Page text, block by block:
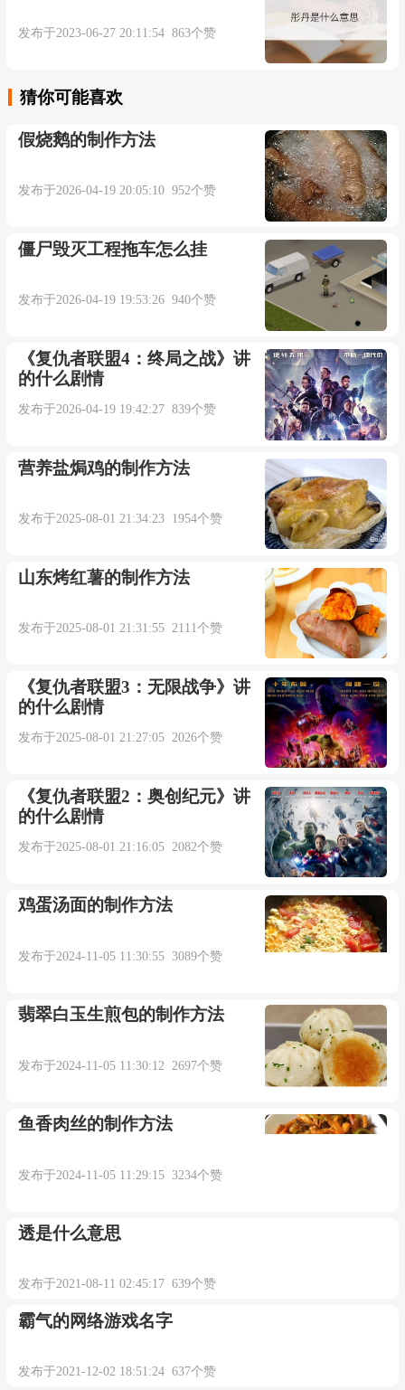
发布于2023-06-27 20:11:54 863个赞
猜你可能喜欢
假烧鹅的制作方法
发布于2026-04-19 20:05:10 952个赞
僵尸毁灭工程拖车怎么挂
发布于2026-04-19 19:53:26 940个赞
《复仇者联盟4：终局之战》讲
的什么剧情
发布于2026-04-19 19:42:27 839个赞
营养盐焗鸡的制作方法
发布于2025-08-01 21:34:23 1954个赞
山东烤红薯的制作方法
发布于2025-08-01 21:31:55 2111个赞
《复仇者联盟3：无限战争》讲
的什么剧情
发布于2025-08-01 21:27:05 2026个赞
《复仇者联盟2：奥创纪元》讲
的什么剧情
发布于2025-08-01 21:16:05 2082个赞
鸡蛋汤面的制作方法
发布于2024-11-05 11:30:55 3089个赞
翡翠白玉生煎包的制作方法
发布于2024-11-05 11:30:12 2697个赞
鱼香肉丝的制作方法
发布于2024-11-05 11:29:15 3234个赞
透是什么意思
发布于2021-08-11 02:45:17 639个赞
霸气的网络游戏名字
发布于2021-12-02 18:51:24 637个赞